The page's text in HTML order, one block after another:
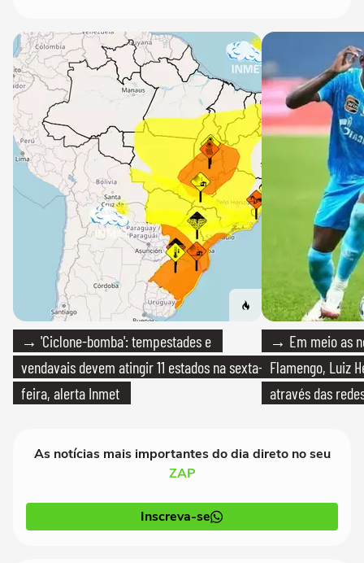
→ 'Ciclone-bomba': tempestades e
vendavais devem atingir 11 estados na sexta-
feira, alerta Inmet
→ Em meio as
Flamengo, Luiz
através das
As notícias mais importantes do dia direto no seu
ZAP
Inscreva-se